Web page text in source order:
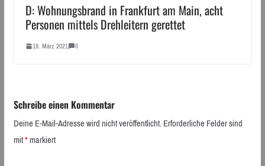
D: Wohnungsbrand in Frankfurt am Main, acht
Personen mittels Drehleitern gerettet
19. März 2021 0
Schreibe einen Kommentar
Deine E-Mail-Adresse wird nicht veröffentlicht.Erforderliche Felder sind
mit*markiert